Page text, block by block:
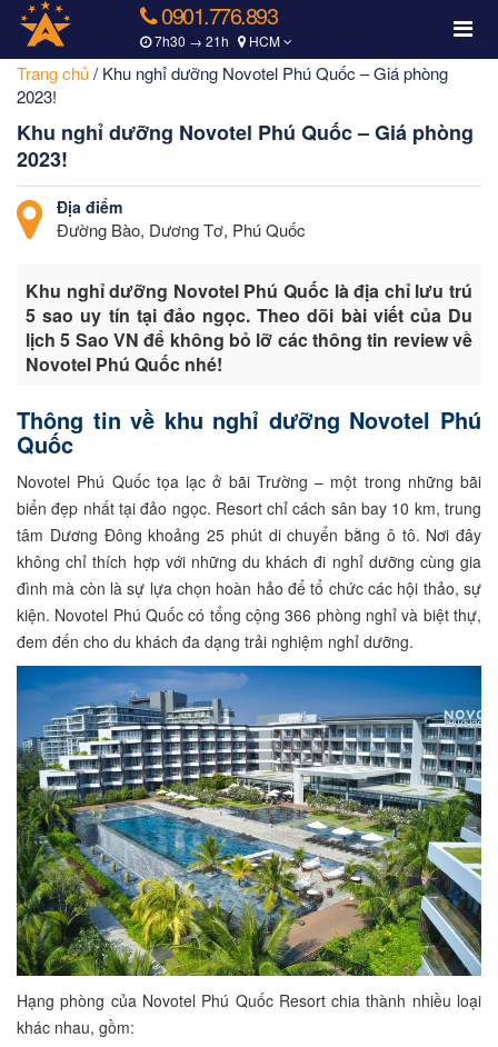
0901.776.893
7h30 → 21h HCM
Trang chủ/ Khu nghỉ dưỡng Novotel Phú Quốc – Giá phòng
2023!
Khu nghỉ dưỡng Novotel Phú Quốc – Giá phòng
2023!
Địa điểm
Đường Bào, Dương Tơ, Phú Quốc
Khu nghỉ dưỡng Novotel Phú Quốc là địa chỉ lưu trú
5 sao uy tín tại đảo ngọc. Theo dõi bài viết của Du
lịch 5 Sao VN để không bỏ lỡ các thông tin review về
Novotel Phú Quốc nhé!
Thông tin về khu nghỉ dưỡng Novotel Phú
Quốc
Novotel Phú Quốc tọa lạc ở bãi Trường – một trong những bãi
biển đẹp nhất tại đảo ngọc. Resort chỉ cách sân bay 10 km, trung
tâm Dương Đông khoảng 25 phút di chuyển bằng ô tô. Nơi đây
không chỉ thích hợp với những du khách đi nghỉ dưỡng cùng gia
đình mà còn là sự lựa chọn hoàn hảo để tổ chức các hội thảo, sự
kiện. Novotel Phú Quốc có tổng cộng 366 phòng nghỉ và biệt thự,
đem đến cho du khách đa dạng trải nghiệm nghỉ dưỡng.
Hạng phòng của Novotel Phú Quốc Resort chia thành nhiều loại
khác nhau, gồm: